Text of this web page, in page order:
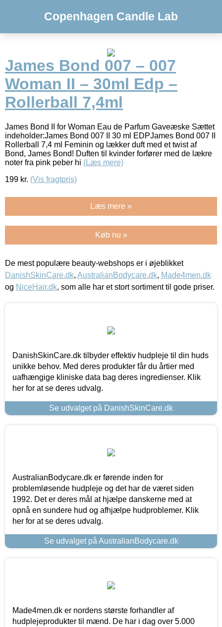
Copenhagen Candle Lab
James Bond 007 – 007
Woman II – 30ml Edp –
Rollerball 7,4ml
James Bond II for Woman Eau de Parfum Gaveæske Sættet
indeholder:James Bond 007 II 30 ml EDPJames Bond 007 II
Rollerball 7,4 ml Feminin og lækker duft med et twist af
Bond, James Bond! Duften til kvinder forfører med de lækre
noter fra pink peber hi (Læs mere)
199 kr. (Vis fragtpris)
Læs mere »
Køb nu »
De mest populære beauty-webshops er i øjeblikket
DanishSkinCare.dk, AustralianBodycare.dk, Made4men.dk
og NiceHair.dk, som alle har et stort sortiment til gode priser.
DanishSkinCare.dk tilbyder effektiv hudpleje til din huds
unikke behov. Med deres produkter får du årtier med
uafhængige kliniske data bag deres ingredienser. Klik
her for at se deres udvalg.
Se udvalget på DanishSkinCare.dk
AustralianBodycare.dk er førende inden for
problemløsende hudpleje og det har de været siden
1992. Det er deres mål at hjælpe danskerne med at
opnå en sundere hud og afhjælpe hudproblemer. Klik
her for at se deres udvalg.
Se udvalget på AustralianBodycare.dk
Made4men.dk er nordens største forhandler af
hudplejeprodukter til mænd. De har i dag over 5.000